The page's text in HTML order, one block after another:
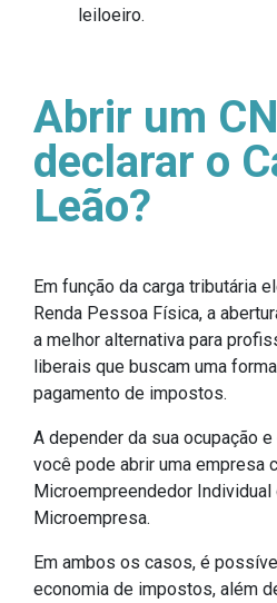
leiloeiro.
Abrir um
declarar o
Leão?
Em função da carga tributária
Renda Pessoa Física, a
a melhor alternativa para
liberais que buscam uma
pagamento de impostos.
A depender da sua ocupação
você pode abrir uma empresa
Microempreendedor Individual
Microempresa.
Em ambos os casos, é
economia de impostos, além